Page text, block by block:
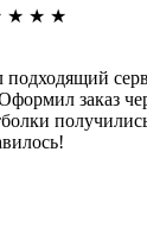
★ ★ ★
подходящий
заказ